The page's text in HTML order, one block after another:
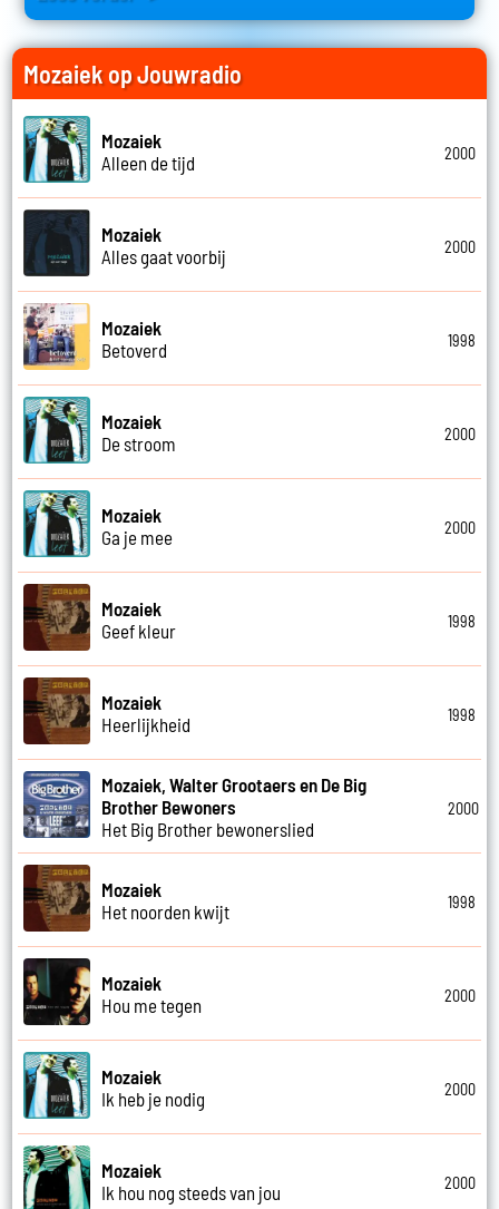
Mozaiek op Jouwradio
Mozaiek
Alleen de tijd
2000
Mozaiek
Alles gaat voorbij
2000
Mozaiek
Betoverd
1998
Mozaiek
De stroom
2000
Mozaiek
Ga je mee
2000
Mozaiek
Geef kleur
1998
Mozaiek
Heerlijkheid
1998
Mozaiek, Walter Grootaers en De Big
Brother Bewoners
Het Big Brother bewonerslied
2000
Mozaiek
Het noorden kwijt
1998
Mozaiek
Hou me tegen
2000
Mozaiek
Ik heb je nodig
2000
Mozaiek
Ik hou nog steeds van jou
2000